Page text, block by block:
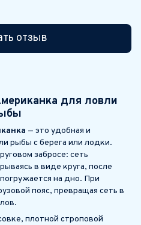
отзыв
для ловли
— это удобная и
рыбы с берега или лодки.
забросе: сеть
в виде круга, после
на дно. При
пояс, превращая сеть в
плотной строповой